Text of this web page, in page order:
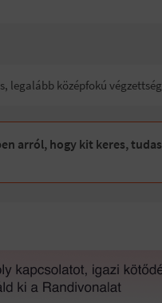
legalább középfokú
arról, hogy kit keres,